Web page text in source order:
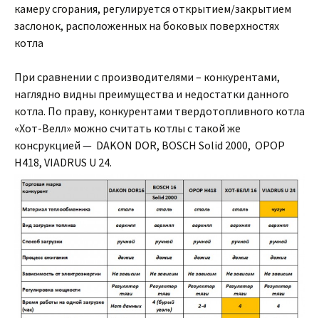
камеру сгорания, регулируется открытием/закрытием
заслонок, расположенных на боковых поверхностях
котла
При сравнении с производителями – конкурентами,
наглядно видны преимущества и недостатки данного
котла. По праву, конкурентами твердотопливного котла
«Хот-Велл» можно считать котлы с такой же
консрукцией — DAKON DOR, BOSCH Solid 2000, OPOP
H418, VIADRUS U 24.